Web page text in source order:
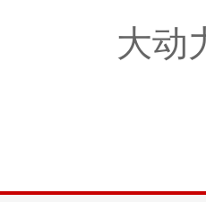
大动